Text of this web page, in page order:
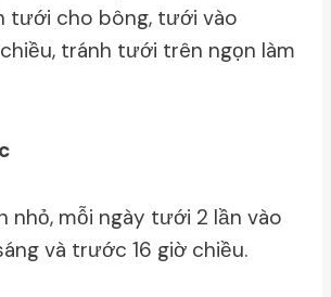
tưới cho bông, tưới vào
tránh tưới trên ngọn làm
nhỏ, mỗi ngày tưới 2 lần vào
và trước 16 giờ chiều.